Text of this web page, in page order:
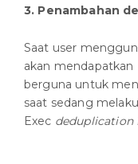
3. Penambahan
Saat user
akan mendapatkan
berguna untuk
saat sedang
Exec deduplication